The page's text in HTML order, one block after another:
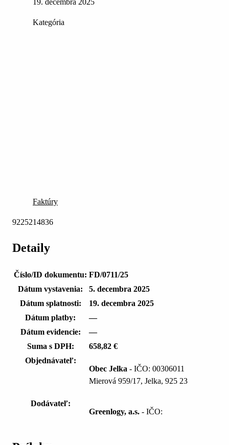
19. decembra 2025
Kategória
Faktúry
9225214836
Detaily
Číslo/ID dokumentu: FD/0711/25
Dátum vystavenia:
5. decembra 2025
Dátum splatnosti:
19. decembra 2025
Dátum platby:
—
Dátum evidencie:
—
Suma s DPH:
658,82 €
Objednávateľ:
Obec Jelka - IČO: 00306011
Mierová 959/17, Jelka, 925 23
Dodávateľ:
Greenlogy, a.s. - IČO: